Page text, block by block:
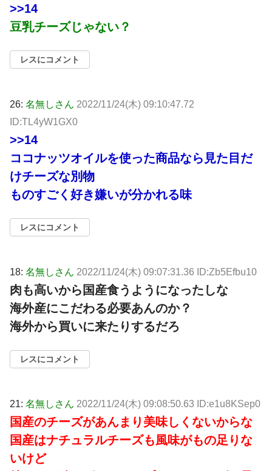
>>14
豆乳チーズじゃない？
レスにコメント
26: 名無しさん 2022/11/24(木) 09:10:47.72
ID:TL4yW1GX0
>>14
ココナッツオイルを使った商品なら見た目だ
けチーズな別物
ものすごく好き嫌いが分かれる味
レスにコメント
18: 名無しさん 2022/11/24(木) 09:07:31.36 ID:Zb5Efbu10
肉も高いから国産食うようになったしな
海外産にこだわる必要あんのか？
海外から買いに来たりするだろ
レスにコメント
21: 名無しさん 2022/11/24(木) 09:08:50.63 ID:e1u8KSep0
国産のチーズがあんまり美味しくないからな
国産はナチュラルチーズも風味がもの足りな
いけど